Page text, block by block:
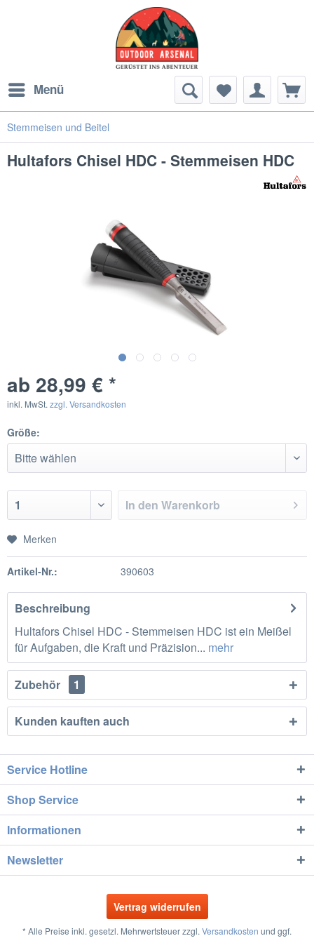
Menü
Stemmeisen und Beitel
Hultafors Chisel HDC - Stemmeisen HDC
ab 28,99 € *
inkl. MwSt. zzgl. Versandkosten
Größe:
In den Warenkorb
Merken
Artikel-Nr.: 390603
Beschreibung
Hultafors Chisel HDC - Stemmeisen HDC ist ein Meißel
für Aufgaben, die Kraft und Präzision... mehr
Zubehör 1
Kunden kauften auch
Service Hotline
Shop Service
Informationen
Newsletter
Vertrag widerrufen
* Alle Preise inkl. gesetzl. Mehrwertsteuer zzgl. Versandkosten und ggf.